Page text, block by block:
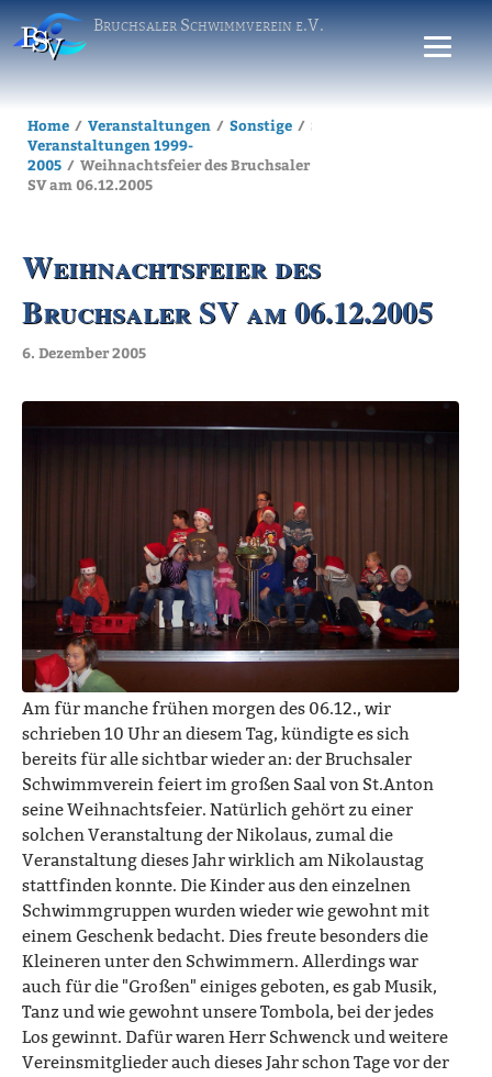
Bruchsaler Schwimmverein e.V.
Home Veranstaltungen Sonstige
Sonstige
Veranstaltungen 1999-
2005
Weihnachtsfeier des Bruchsaler
SV am 06.12.2005
Weihnachtsfeier des
Bruchsaler SV am 06.12.2005
6. Dezember 2005
Am für manche frühen morgen des 06.12., wir
schrieben 10 Uhr an diesem Tag, kündigte es sich
bereits für alle sichtbar wieder an: der Bruchsaler
Schwimmverein feiert im großen Saal von St.Anton
seine Weihnachtsfeier. Natürlich gehört zu einer
solchen Veranstaltung der Nikolaus, zumal die
Veranstaltung dieses Jahr wirklich am Nikolaustag
stattfinden konnte. Die Kinder aus den einzelnen
Schwimmgruppen wurden wieder wie gewohnt mit
einem Geschenk bedacht. Dies freute besonders die
Kleineren unter den Schwimmern. Allerdings war
auch für die "Großen" einiges geboten, es gab Musik,
Tanz und wie gewohnt unsere Tombola, bei der jedes
Los gewinnt. Dafür waren Herr Schwenck und weitere
Vereinsmitglieder auch dieses Jahr schon Tage vor der